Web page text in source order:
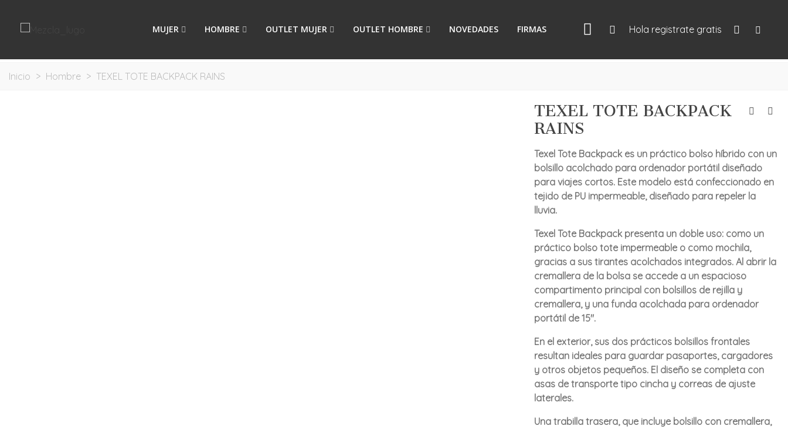
MUJER HOMBRE OUTLET MUJER OUTLET HOMBRE NOVEDADES FIRMAS Hola registrate gratis
Inicio > Hombre > TEXEL TOTE BACKPACK RAINS
TEXEL TOTE BACKPACK
RAINS
Texel Tote Backpack es un práctico bolso híbrido con un
bolsillo acolchado para ordenador portátil diseñado
para viajes cortos. Este modelo está confeccionado en
tejido de PU impermeable, diseñado para repeler la
lluvia.
Texel Tote Backpack presenta un doble uso: como un
práctico bolso tote impermeable o como mochila,
gracias a sus tirantes acolchados integrados. Al abrir la
cremallera de la bolsa se accede a un espacioso
compartimento principal con bolsillos de rejilla y
cremallera, y una funda acolchada para ordenador
portátil de 15".
En el exterior, sus dos prácticos bolsillos frontales
resultan ideales para guardar pasaportes, cargadores
y otros objetos pequeños. El diseño se completa con
asas de transporte tipo cincha y correas de ajuste
laterales.
Una trabilla trasera, que incluye bolsillo con cremallera,